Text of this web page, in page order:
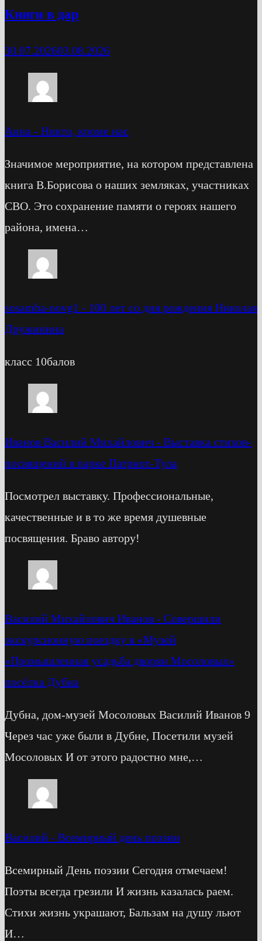
Книги в дар
30.07.202603.08.2026
Анна - Никто, кроме нас
Значимое мероприятие, на котором представлена
книга В.Борисова о наших земляках, участниках
СВО. Это сохранение памяти о героях нашего
района, имена…
sosamba-novg1 - 100 лет со дня рождения Николая
Дружинина
класс 10балов
Иванов Василий Михайлович - Выставка стихов-
посвящений в парке Патриот-Тула
Посмотрел выставку. Профессиональные,
качественные и в то же время душевные
посвящения. Браво автору!
Василий Михайлович Иванов - Cовершили
экскурсионную поездку в «Музей
«Промышленная усадьба дворян Мосоловых»
посёлка Дубна
Дубна, дом-музей Мосоловых Василий Иванов 9
Через час уже были в Дубне, Посетили музей
Мосоловых И от этого радостно мне,…
Василий - Всемирный день поэзии
Всемирный День поэзии Сегодня отмечаем!
Поэты всегда грезили И жизнь казалась раем.
Стихи жизнь украшают, Бальзам на душу льют
И…